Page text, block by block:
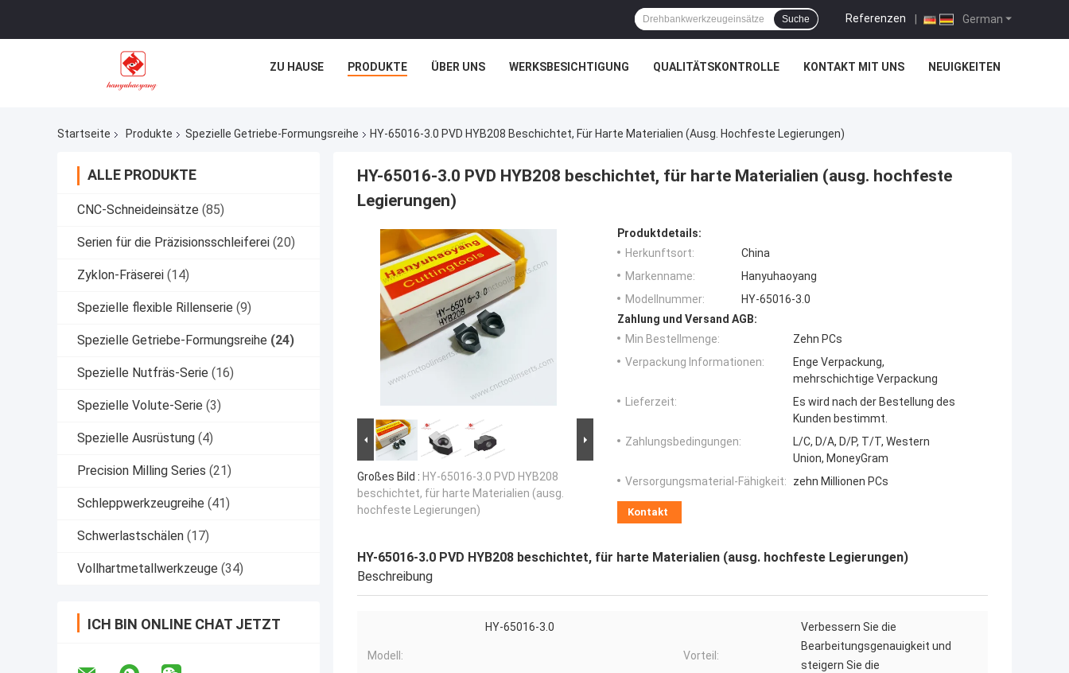
German
Referenzen |
Suche
ZU HAUSE PRODUKTE ÜBER UNS WERKSBESICHTIGUNG QUALITÄTSKONTROLLE KONTAKT MIT UNS NEUIGKEITEN
Startseite Produkte Spezielle Getriebe-Formungsreihe HY-65016-3.0 PVD HYB208 Beschichtet, Für Harte Materialien (ausg. Hochfeste Legierungen)
ALLE PRODUKTE
CNC-Schneideinsätze (85)
Serien für die Präzisionsschleiferei (20)
Zyklon-Fräserei (14)
Spezielle flexible Rillenserie (9)
Spezielle Getriebe-Formungsreihe (24)
Spezielle Nutfräs-Serie (16)
Spezielle Volute-Serie (3)
Spezielle Ausrüstung (4)
Precision Milling Series (21)
Schleppwerkzeugreihe (41)
Schwerlastschälen (17)
Vollhartmetallwerkzeuge (34)
ICH BIN ONLINE CHAT JETZT
HY-65016-3.0 PVD HYB208 beschichtet, für harte Materialien (ausg. hochfeste
Legierungen)
Großes Bild : HY-65016-3.0 PVD HYB208
beschichtet, für harte Materialien (ausg.
hochfeste Legierungen)
Produktdetails:
Herkunftsort:
China
Markenname:
Hanyuhaoyang
Modellnummer:
HY-65016-3.0
Zahlung und Versand AGB:
Min Bestellmenge:
Zehn PCs
Verpackung Informationen:
Enge Verpackung,
mehrschichtige Verpackung
Lieferzeit:
Es wird nach der Bestellung des
Kunden bestimmt.
Zahlungsbedingungen:
L/C, D/A, D/P, T/T, Western
Union, MoneyGram
Versorgungsmaterial-Fähigkeit:
zehn Millionen PCs
Kontakt
HY-65016-3.0 PVD HYB208 beschichtet, für harte Materialien (ausg. hochfeste Legierungen)
Beschreibung
Modell:
HY-65016-3.0
Vorteil:
Verbessern Sie die
Bearbeitungsgenauigkeit und
steigern Sie die